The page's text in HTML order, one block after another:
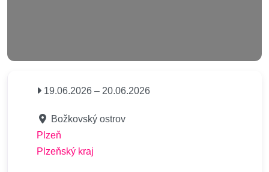
19.06.2026 – 20.06.2026
Božkovský ostrov
Plzeň
Plzeňský kraj